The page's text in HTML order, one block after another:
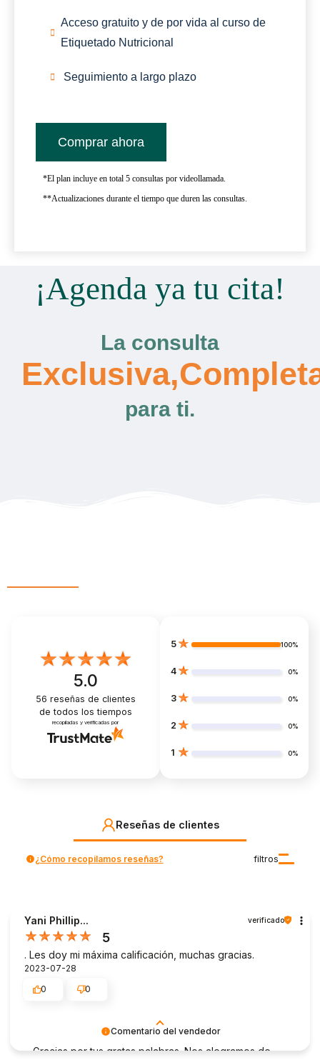
Acceso gratuito y de por vida al curso de
Etiquetado Nutricional
Seguimiento a largo plazo
Comprar ahora
*El plan incluye en total 5 consultas por videollamada.
**Actualizaciones durante el tiempo que duren las consultas.
¡Agenda ya tu cita!
La consulta
para ti.
5.0
56 reseñas de clientes
de todos los tiempos
recopiladas y verificadas por
5 100%
4 0%
3 0%
2 0%
1 0%
Reseñas de clientes
filtros
¿Cómo recopilamos reseñas?
Comentario del vendedor
Gracias por tus gratas palabras. Nos alegramos de
Yani Phillip... verificado
5
. Les doy mi máxima calificación, muchas gracias.
2023-07-28
0
0